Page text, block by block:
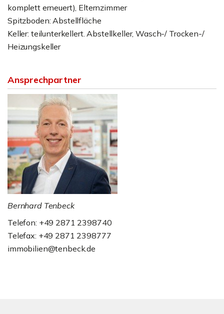
komplett erneuert), Elternzimmer
Spitzboden: Abstellfläche
Keller: teilunterkellert. Abstellkeller, Wasch-/ Trocken-/
Heizungskeller
Ansprechpartner
Bernhard Tenbeck
Telefon: +49 2871 2398740
Telefax: +49 2871 2398777
immobilien@tenbeck.de